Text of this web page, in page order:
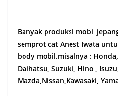
Banyak produksi mobil
semprot cat Anest Iwata
body mobil.misalnya :
Daihatsu, Suzuki, Hino ,
Mazda,Nissan,Kawasaki,